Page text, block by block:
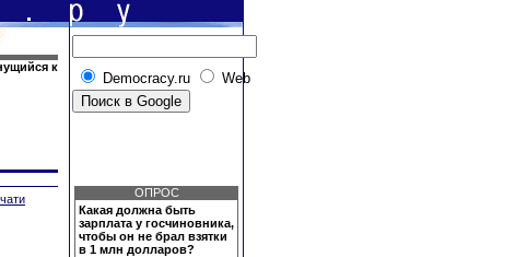
к
Democracy.ru Web
ОПРОС
Какая должна быть
зарплата у госчиновника,
чтобы он не брал взятки
в 1 млн долларов?